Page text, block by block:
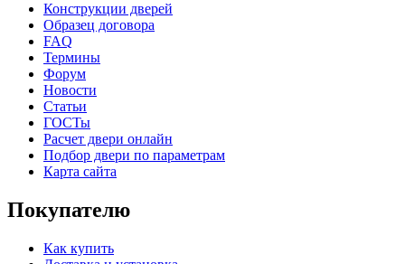
К-37 Н
Конструкции дверей
Образец договора
FAQ
Термины
Форум
Новости
Статьи
ГОСТы
Расчет двери онлайн
Подбор двери по параметрам
Карта сайта
Покупателю
Как купить